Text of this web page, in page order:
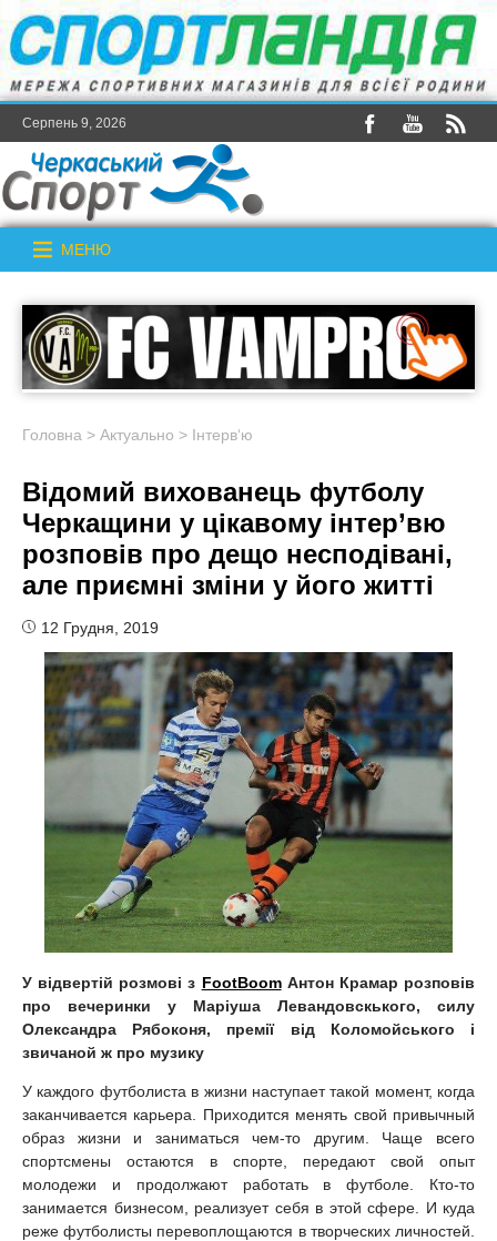
Серпень 9, 2026
МЕНЮ
Головна > Актуально > Інтерв‘ю
Відомий вихованець футболу
Черкащини у цікавому інтер’вю
розповів про дещо несподівані,
але приємні зміни у його житті
12 Грудня, 2019
У відвертій розмові з FootBoomАнтон Крамар розповів
про вечеринки у Маріуша Левандовскького, силу
Олександра Рябоконя, премії від Коломойського і
звичаной ж про музику
У каждого футболиста в жизни наступает такой момент, когда
заканчивается карьера. Приходится менять свой привычный
образ жизни и заниматься чем-то другим. Чаще всего
спортсмены остаются в спорте, передают свой опыт
молодежи и продолжают работать в футболе. Кто-то
занимается бизнесом, реализует себя в этой сфере. И куда
реже футболисты перевоплощаются в творческих личностей.